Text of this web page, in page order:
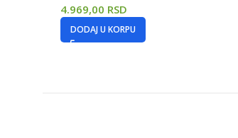
4.969,00 RSD
DODAJ U KORPU